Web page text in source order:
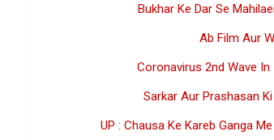
Bukhar Ke Dar Se
Ab Film Aur
Coronavirus 2nd Wave
Sarkar Aur Prashasan
UP : Chausa Ke Kareb Ganga